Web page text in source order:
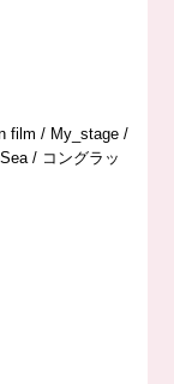
film / My_stage /
/ コングラッ